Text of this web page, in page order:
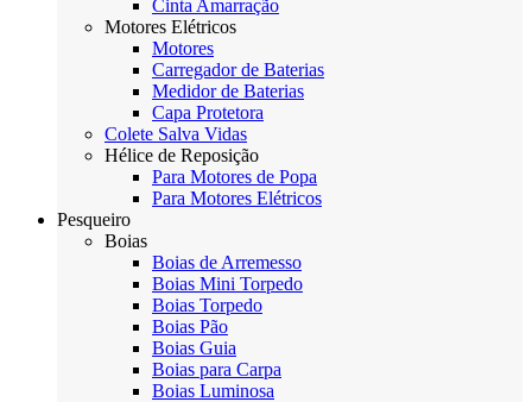
Cinta Amarração
Motores Elétricos
Motores
Carregador de Baterias
Medidor de Baterias
Capa Protetora
Colete Salva Vidas
Hélice de Reposição
Para Motores de Popa
Para Motores Elétricos
Pesqueiro
Boias
Boias de Arremesso
Boias Mini Torpedo
Boias Torpedo
Boias Pão
Boias Guia
Boias para Carpa
Boias Luminosa